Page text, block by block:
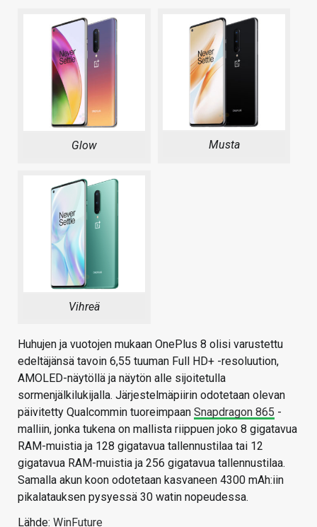
Glow Musta
Vihreä
Huhujen ja vuotojen mukaan OnePlus 8 olisi varustettu
edeltäjänsä tavoin 6,55 tuuman Full HD+ -resoluution,
AMOLED-näytöllä ja näytön alle sijoitetulla
sormenjälkilukijalla. Järjestelmäpiirin odotetaan olevan
päivitetty Qualcommin tuoreimpaan Snapdragon 865 -
malliin, jonka tukena on mallista riippuen joko 8 gigatavua
RAM-muistia ja 128 gigatavua tallennustilaa tai 12
gigatavua RAM-muistia ja 256 gigatavua tallennustilaa.
Samalla akun koon odotetaan kasvaneen 4300 mAh:iin
pikalatauksen pysyessä 30 watin nopeudessa.
Lähde: WinFuture